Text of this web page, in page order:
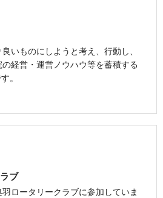
いものにしようと考え、行動し、
経営・運営ノウハウ等を蓄積する
。
ブ
ロータリークラブに参加していま